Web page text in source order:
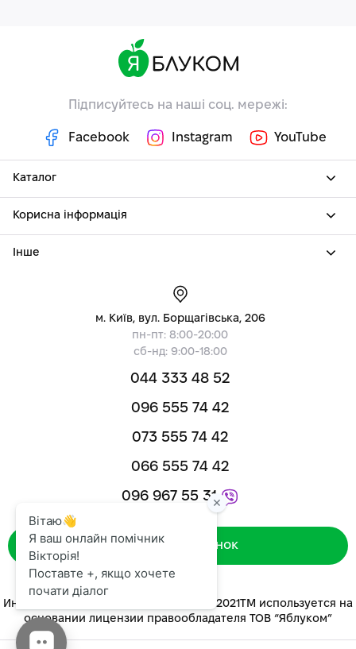
Підписуйтесь на наші соц. мережі:
Facebook Instagram YouTube
Каталог
Корисна інформація
Інше
м. Київ, вул. Борщагівська, 206
пн-пт: 8:00-20:00
сб-нд: 9:00-18:00
044 333 48 52
096 555 74 42
073 555 74 42
066 555 74 42
096 967 55 31
Зворотний дзвінок
Интернет-магазин «ЯБЛУКОМ™» 2014-2021ТМ используется на
основании лицензии правообладателя ТОВ “Яблуком”